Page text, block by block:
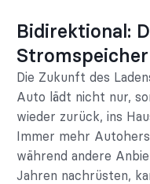
Bidirektional:
Stromspeicher
Die Zukunft des
Auto lädt nicht nur,
wieder zurück, ins
Immer mehr
während andere
Jahren nachrüsten,